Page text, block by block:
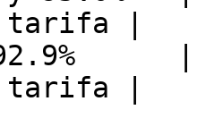
tarifa |
|
tarifa |